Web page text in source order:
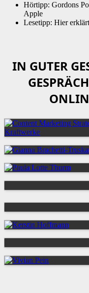
Hörtipp: Gordons
Apple
Lesetipp: Hier
IN GUTER